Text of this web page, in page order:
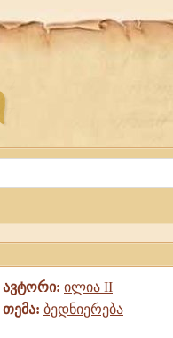
ავტორი: ილია II
თემა: ბედნიერება